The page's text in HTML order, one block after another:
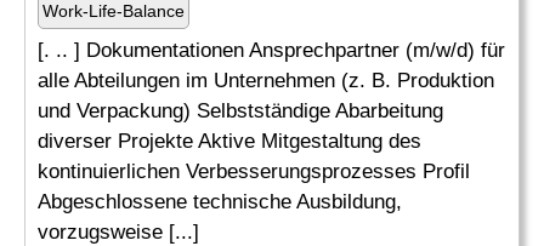
Work-Life-Balance
[. .. ] Dokumentationen Ansprechpartner (m/w/d) für
alle Abteilungen im Unternehmen (z. B. Produktion
und Verpackung) Selbstständige Abarbeitung
diverser Projekte Aktive Mitgestaltung des
kontinuierlichen Verbesserungsprozesses Profil
Abgeschlossene technische Ausbildung,
vorzugsweise [...]